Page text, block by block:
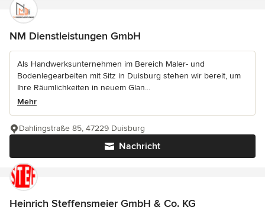
NM Dienstleistungen GmbH
Als Handwerksunternehmen im Bereich Maler- und
Bodenlegearbeiten mit Sitz in Duisburg stehen wir bereit, um
Ihre Räumlichkeiten in neuem Glan...
Mehr
Nachricht
Dahlingstraße 85, 47229 Duisburg
Heinrich Steffensmeier GmbH & Co. KG